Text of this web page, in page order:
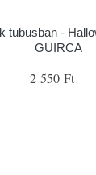
tubusban -
GUIRCA
2 550 Ft